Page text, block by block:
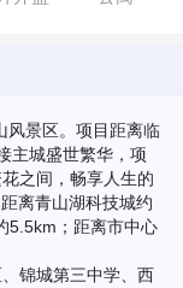
风景区。项目距离临
主城盛世繁华，项
之间，畅享人生的
离青山湖科技城约
5.5km；距离市中心
锦城第三中学、西